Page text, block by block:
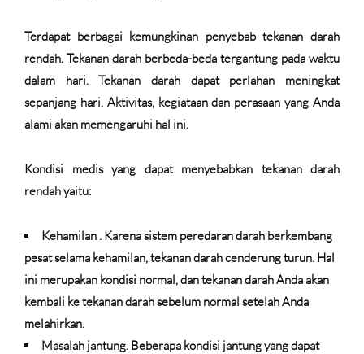
Terdapat berbagai kemungkinan penyebab tekanan darah
rendah. Tekanan darah berbeda-beda tergantung pada waktu
dalam hari. Tekanan darah dapat perlahan meningkat
sepanjang hari. Aktivitas, kegiataan dan perasaan yang Anda
alami akan memengaruhi hal ini.
Kondisi medis yang dapat menyebabkan tekanan darah
rendah yaitu:
Kehamilan . Karena sistem peredaran darah berkembang
pesat selama kehamilan, tekanan darah cenderung turun. Hal
ini merupakan kondisi normal, dan tekanan darah Anda akan
kembali ke tekanan darah sebelum normal setelah Anda
melahirkan.
Masalah jantung. Beberapa kondisi jantung yang dapat